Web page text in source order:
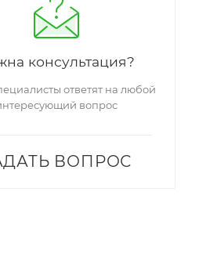
консультация?
ответят на любой
вопрос
ВОПРОС